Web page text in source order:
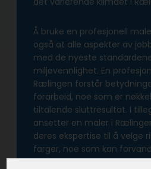
Å bruke en profesjonell
også at alle aspekter av
med de nyeste
miljøvennlighet. En
Rælingen forstår
forarbeid, noe som er
tiltalende sluttresultat. I
ansetter en maler i
deres ekspertise til å velge
farger, noe som kan
bygning.